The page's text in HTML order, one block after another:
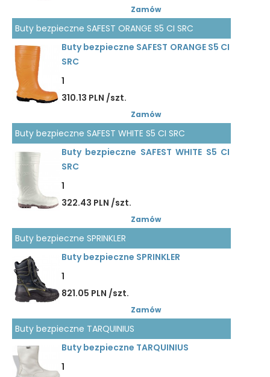
Zamów
Buty bezpieczne SAFEST ORANGE S5 CI SRC
Buty bezpieczne SAFEST ORANGE S5 CI
SRC
1
310.13 PLN /szt.
Zamów
Buty bezpieczne SAFEST WHITE S5 CI SRC
Buty bezpieczne SAFEST WHITE S5 CI
SRC
1
322.43 PLN /szt.
Zamów
Buty bezpieczne SPRINKLER
Buty bezpieczne SPRINKLER
1
821.05 PLN /szt.
Zamów
Buty bezpieczne TARQUINIUS
Buty bezpieczne TARQUINIUS
1